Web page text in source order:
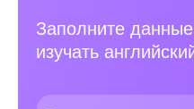
Заполните
изучать